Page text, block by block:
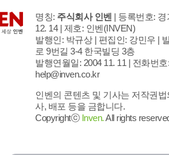
명칭: 주식회사 인벤 | 등록번호:
12. 14 | 제호: 인벤(INVEN)
발행인: 박규상 | 편집인: 강민우 |
로 9번길 3-4 한국빌딩 3층
발행연월일: 2004 11. 11 | 전화번호
help@inven.co.kr
인벤의 콘텐츠 및 기사는 저작권
사, 배포 등을 금합니다.
Copyrightⓒ Inven.All rights